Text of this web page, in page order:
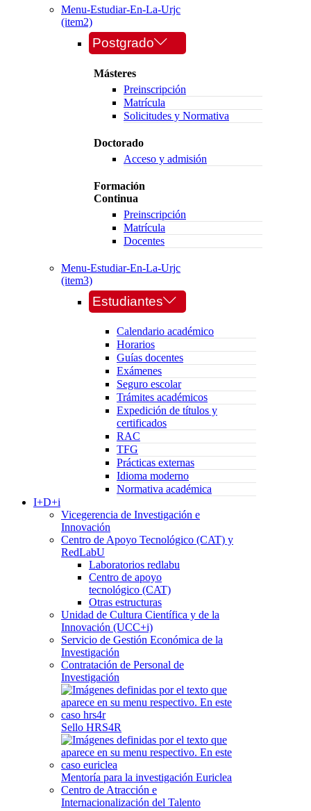
Menu-Estudiar-En-La-Urjc
(item2)
Postgrado
Másteres
Preinscripción
Matrícula
Solicitudes y Normativa
Doctorado
Acceso y admisión
Formación
Continua
Preinscripción
Matrícula
Docentes
Menu-Estudiar-En-La-Urjc
(item3)
Estudiantes
Calendario académico
Horarios
Guías docentes
Exámenes
Seguro escolar
Trámites académicos
Expedición de títulos y
certificados
RAC
TFG
Prácticas externas
Idioma moderno
Normativa académica
I+D+i
Vicegerencia de Investigación e
Innovación
Centro de Apoyo Tecnológico (CAT) y
RedLabU
Laboratorios redlabu
Centro de apoyo
tecnológico (CAT)
Otras estructuras
Unidad de Cultura Científica y de la
Innovación (UCC+i)
Servicio de Gestión Económica de la
Investigación
Contratación de Personal de
Investigación
Sello HRS4R
Mentoría para la investigación Euriclea
Centro de Atracción e
Internacionalización del Talento